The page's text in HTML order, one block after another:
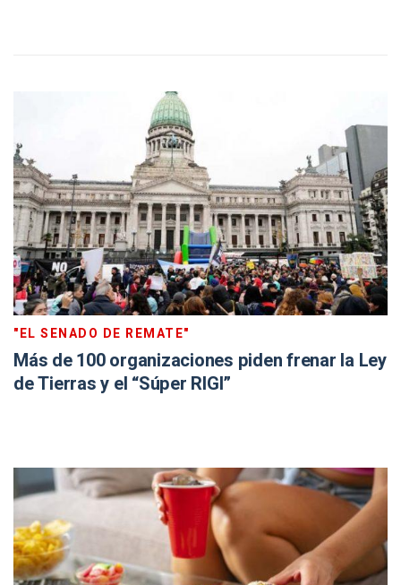
"EL SENADO DE REMATE"
Más de 100 organizaciones piden frenar la Ley
de Tierras y el “Súper RIGI”